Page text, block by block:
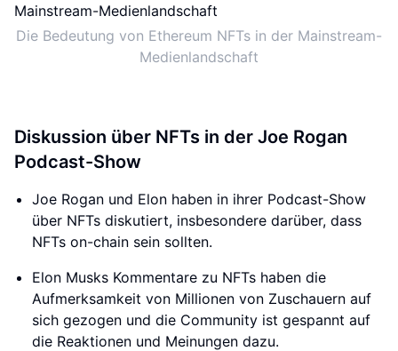
Die Bedeutung von Ethereum NFTs in der Mainstream-
Medienlandschaft
Diskussion über NFTs in der Joe Rogan
Podcast-Show
Joe Rogan und Elon haben in ihrer Podcast-Show
über NFTs diskutiert, insbesondere darüber, dass
NFTs on-chain sein sollten.
Elon Musks Kommentare zu NFTs haben die
Aufmerksamkeit von Millionen von Zuschauern auf
sich gezogen und die Community ist gespannt auf
die Reaktionen und Meinungen dazu.